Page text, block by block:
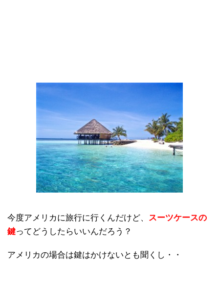
今度アメリカに旅行に行くんだけど、
スーツケースの
鍵ってどうしたらいいんだろう？
アメリカの場合は鍵はかけないとも聞くし・・